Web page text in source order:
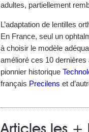
adultes, partiellement
L’adaptation de lentilles
En France, seul un
à choisir le modèle
amélioré ces 10
pionnier historique
français Precilens et